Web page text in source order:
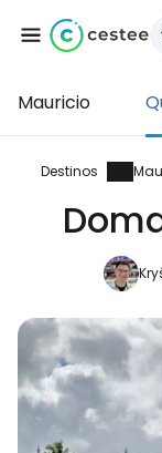
Mauricio
Destinos
... la